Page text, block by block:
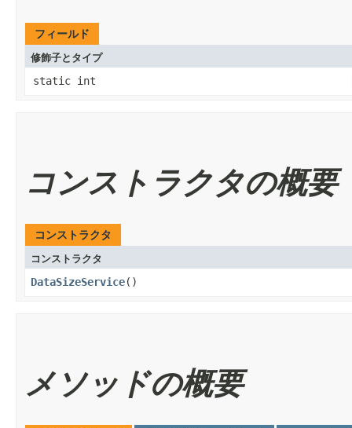
フィールド
修飾子とタイプ
static int
コンストラクタの概要
コンストラクタ
コンストラクタ
DataSizeService()
メソッドの概要